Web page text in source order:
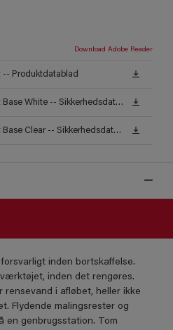
Download Adobe Reader
-- Produktdatablad
Sadolin Wall Semi Matt Base White -- Sikkerhedsdatablad
Sadolin Wall Semi Matt Base Clear -- Sikkerhedsdatablad
inden bortskaffelse.
inden det rengøres.
rensevand i afløbet, heller ikke
Flydende malingsrester og
en genbrugsstation. Tom